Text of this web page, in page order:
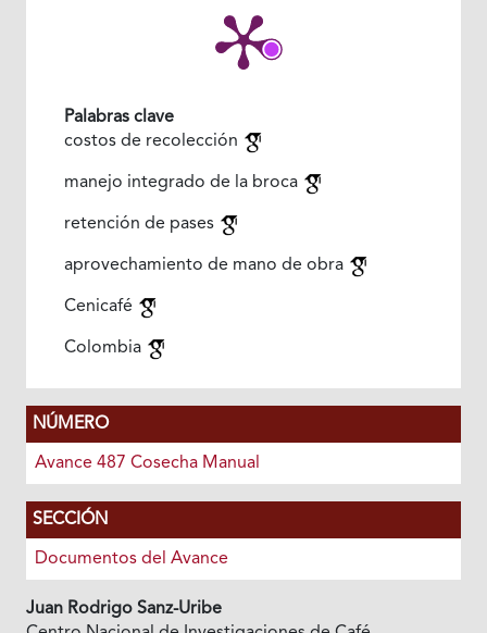
Palabras clave
costos de recolección
manejo integrado de la broca
retención de pases
aprovechamiento de mano de obra
Cenicafé
Colombia
NÚMERO
Avance 487 Cosecha Manual
SECCIÓN
Documentos del Avance
Juan Rodrigo Sanz-Uribe